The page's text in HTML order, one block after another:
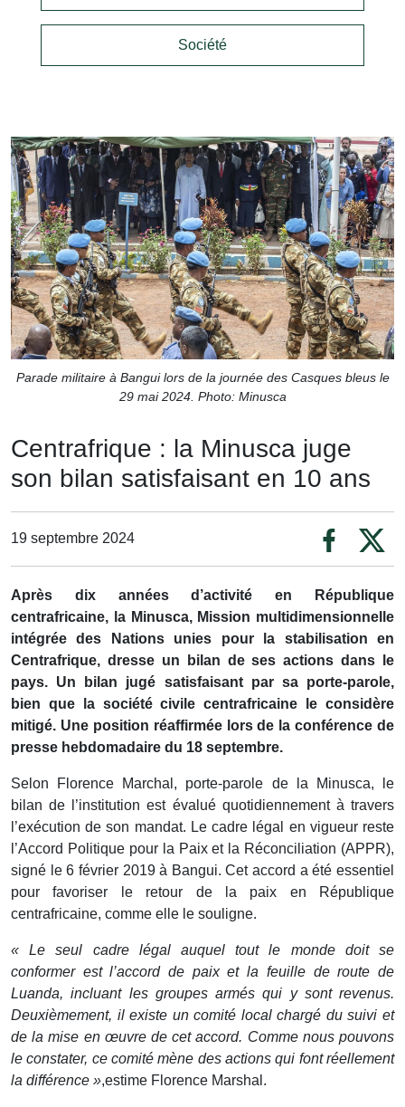
Société
Parade militaire à Bangui lors de la journée des Casques bleus le
29 mai 2024. Photo: Minusca
Centrafrique : la Minusca juge
son bilan satisfaisant en 10 ans
19 septembre 2024
Après dix années d’activité en République
centrafricaine, la Minusca, Mission multidimensionnelle
intégrée des Nations unies pour la stabilisation en
Centrafrique, dresse un bilan de ses actions dans le
pays. Un bilan jugé satisfaisant par sa porte-parole,
bien que la société civile centrafricaine le considère
mitigé. Une position réaffirmée lors de la conférence de
presse hebdomadaire du 18 septembre.
Selon Florence Marchal, porte-parole de la Minusca, le
bilan de l’institution est évalué quotidiennement à travers
l’exécution de son mandat. Le cadre légal en vigueur reste
l’Accord Politique pour la Paix et la Réconciliation (APPR),
signé le 6 février 2019 à Bangui. Cet accord a été essentiel
pour favoriser le retour de la paix en République
centrafricaine, comme elle le souligne.
« Le seul cadre légal auquel tout le monde doit se
conformer est l’accord de paix et la feuille de route de
Luanda, incluant les groupes armés qui y sont revenus.
Deuxièmement, il existe un comité local chargé du suivi et
de la mise en œuvre de cet accord. Comme nous pouvons
le constater, ce comité mène des actions qui font réellement
la différence »,estime Florence Marshal.